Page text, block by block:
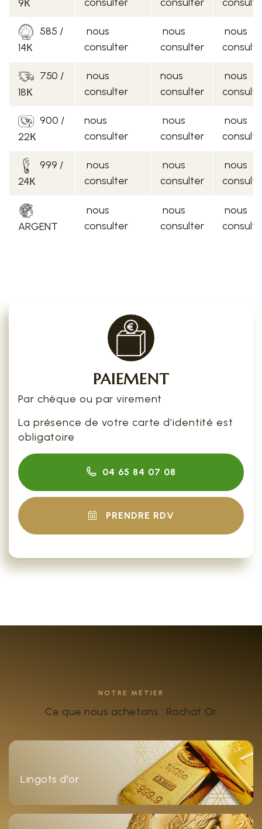
9К
585 /
14К
nous
consulter
nous
consulter
nous
750 /
18К
nous
consulter
nous
consulter
nous
900 /
22К
nous
consulter
nous
consulter
nous
999 /
24К
nous
consulter
nous
consulter
nous
ARGENT
nous
consulter
nous
consulter
nous
PAIEMENT
Par chèque ou par virement
La présence de votre carte d’identité est
obligatoire
04 65 84 07 08
PRENDRE RDV
NOTRE MÉTIER
Ce que nous achetons : Rachat Or
Lingots d'or